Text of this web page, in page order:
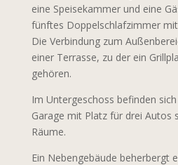
eine Speisekammer und eine
fünftes Doppelschlafzimmer
Die Verbindung zum
einer Terrasse, zu der ein
gehören.
Im Untergeschoss befinden
Garage mit Platz für drei Autos
Räume.
Ein Nebengebäude beherbergt